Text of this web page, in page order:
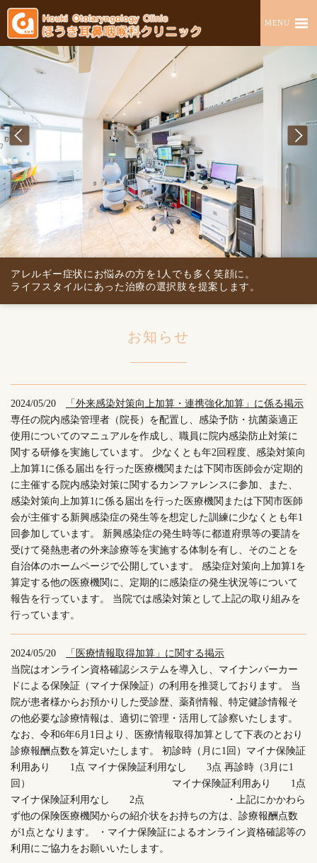
MENU
アレルギー症状にお悩みの方を1人でも多く笑顔に。
ライフスタイルにあった治療の選択肢を提案します。
お知らせ
2024/05/20
「外来感染対策向上加算・連携強化加算」に係る掲示
専任の院内感染管理者（院長）を配置し、感染予防・抗菌薬適正
使用についてのマニュアルを作成し、職員に院内感染防止対策に
関する研修を実施しています。 少なくとも年2回程度、感染対策向
上加算1に係る届出を行った医療機関または下関市医師会が定期的
に主催する院内感染対策に関するカンファレンスに参加、また、
感染対策向上加算1に係る届出を行った医療機関または下関市医師
会が主催する新興感染症の発生等を想定した訓練に少なくとも年1
回参加しています。 新興感染症の発生時等に都道府県等の要請を
受けて発熱患者の外来診療等を実施する体制を有し、そのことを
自治体のホームページで公開しています。 感染症対策向上加算1を
算定する他の医療機関に、定期的に感染症の発生状況等について
報告を行っています。 当院では感染対策として上記の取り組みを
行っています。
2024/05/20
「医療情報取得加算」に関する掲示
当院はオンライン資格確認システムを導入し、マイナンバーカー
ドによる保険証（マイナ保険証）の利用を推奨しております。 当
院が患者様からお預かりした受診歴、薬剤情報、特定健診情報そ
の他必要な診療情報は、適切に管理・活用して診察いたします。
なお、令和6年6月1日より、医療情報取得加算として下表のとおり
診療報酬点数を算定いたします。 初診時（月に1回）マイナ保険証
利用あり 1点 マイナ保険証利用なし 3点 再診時（3月に1
回） マイナ保険証利用あり 1点
マイナ保険証利用なし 2点 ・上記にかかわら
ず他の保険医療機関からの紹介状をお持ちの方は、診療報酬点数
が1点となります。 ・マイナ保険証によるオンライン資格確認等の
利用にご協力をお願いいたします。